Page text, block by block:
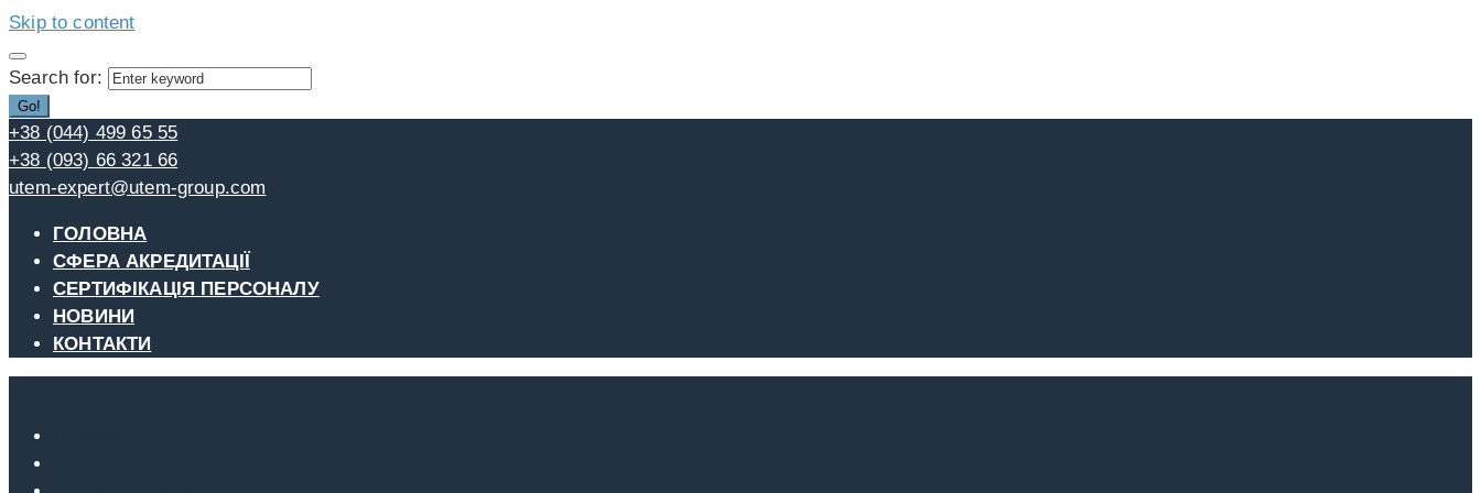
Skip to content
Search for:
Go!
+38 (044) 499 65 55
+38 (093) 66 321 66
utem-expert@utem-group.com
ГОЛОВНА
СФЕРА АКРЕДИТАЦІЇ
СЕРТИФІКАЦІЯ ПЕРСОНАЛУ
НОВИНИ
КОНТАКТИ